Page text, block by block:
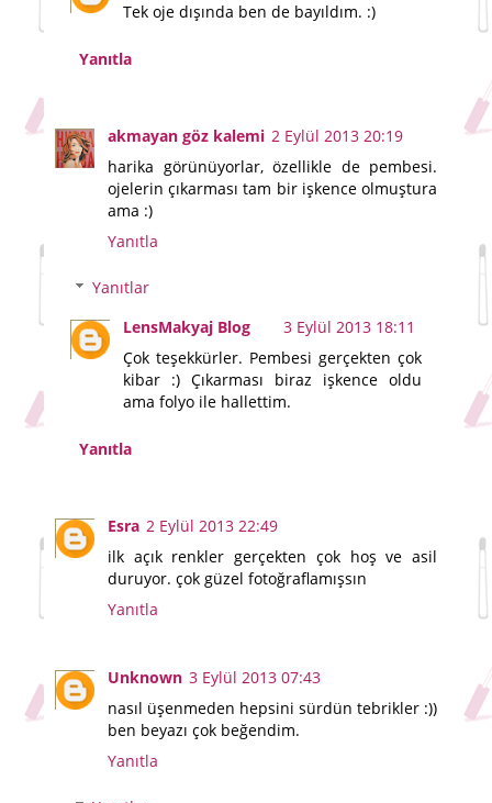
Tek oje dışında ben de bayıldım. :)
Yanıtla
akmayan göz kalemi 2 Eylül 2013 20:19
harika görünüyorlar, özellikle de pembesi.
ojelerin çıkarması tam bir işkence olmuştura
ama :)
Yanıtla
Yanıtlar
LensMakyaj Blog
3 Eylül 2013 18:11
Çok teşekkürler. Pembesi gerçekten çok
kibar :) Çıkarması biraz işkence oldu
ama folyo ile hallettim.
Yanıtla
Esra 2 Eylül 2013 22:49
ilk açık renkler gerçekten çok hoş ve asil
duruyor. çok güzel fotoğraflamışsın
Yanıtla
Unknown 3 Eylül 2013 07:43
nasıl üşenmeden hepsini sürdün tebrikler :))
ben beyazı çok beğendim.
Yanıtla